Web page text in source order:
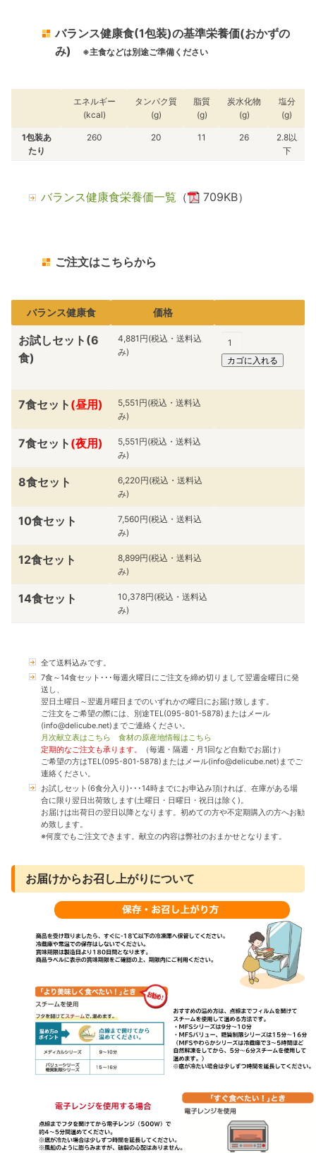
バランス健康食(1包装)の基準栄養価(おかずの
み)
※主食などは別途ご準備ください
エネルギー
(kcal)
タンパク質
(g)
脂質
(g)
炭水化物
(g)
塩分
(g)
1包装あ
たり
260 20 11 26
2.8以
下
バランス健康食栄養価一覧 （ 709KB）
ご注文はこちらから
バランス健康食 価格
お試しセット(6
食)
4,881円(税込・送料込
み)
7食セット (昼用)
5,551円(税込・送料込
み)
7食セット (夜用)
5,551円(税込・送料込
み)
8食セット
6,220円(税込・送料込
み)
10食セット
7,560円(税込・送料込
み)
12食セット
8,899円(税込・送料込
み)
14食セット
10,378円(税込・送料込
み)
全て送料込みです。
7食～14食セット･･･毎週火曜日にご注文を締め切りまして翌週金曜日に発
送し、
翌日土曜日～翌週月曜日までのいずれかの曜日にお届け致します。
ご注文をご希望の際には、別途TEL(095-801-5878)またはメール
(info@delicube.net)までご連絡ください。
月次献立表はこちら
食材の原産地情報はこちら
定期的なご注文も承ります。
（毎週・隔週・月1回など自動でお届け）
ご希望の方はTEL(095-801-5878)またはメール(info@delicube.net)までご
連絡ください。
お試しセット(6食分入り)･･･14時までにお申込み頂ければ、在庫がある場
合に限り翌日出荷致します(土曜日・日曜日・祝日は除く)。
お届けは出荷日の翌日以降となります。初めての方や不定期購入の方へお勧
め致します。
※何度でもご注文できます。献立の内容は弊社のおまかせとなります。
お届けからお召し上がりについて